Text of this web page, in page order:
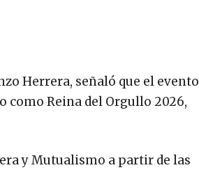
Herrera, señaló que el evento
Reina del Orgullo 2026,
y Mutualismo a partir de las